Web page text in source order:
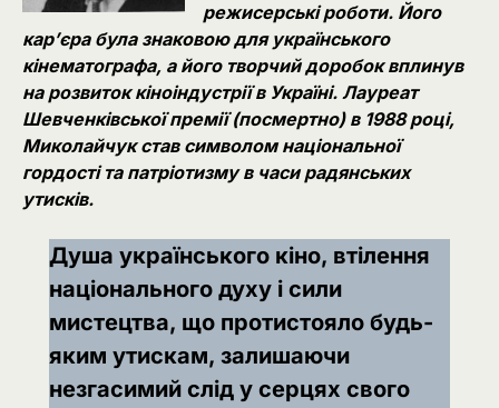
режисерські роботи. Його
кар’єра була знаковою для українського
кінематографа, а його творчий доробок вплинув
на розвиток кіноіндустрії в Україні. Лауреат
Шевченківської премії (посмертно) в 1988 році,
Миколайчук став символом національної
гордості та патріотизму в часи радянських
утисків.
Душа українського кіно, втілення
національного духу і сили
мистецтва, що протистояло будь-
яким утискам, залишаючи
незгасимий слід у серцях свого